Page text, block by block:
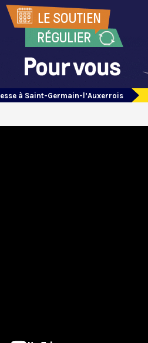
à Saint-Germain-l’Auxerrois